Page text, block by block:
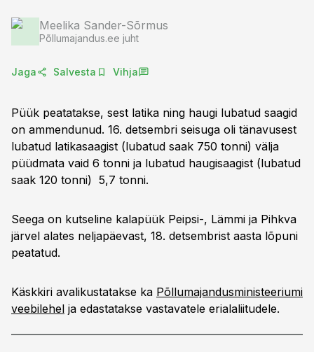
Meelika Sander-Sõrmus
Põllumajandus.ee juht
Jaga Salvesta Vihja
Püük peatatakse, sest latika ning haugi lubatud saagid
on ammendunud. 16. detsembri seisuga oli tänavusest
lubatud latikasaagist (lubatud saak 750 tonni) välja
püüdmata vaid 6 tonni ja lubatud haugisaagist (lubatud
saak 120 tonni) 5,7 tonni.
Seega on kutseline kalapüük Peipsi-, Lämmi ja Pihkva
järvel alates neljapäevast, 18. detsembrist aasta lõpuni
peatatud.
Käskkiri avalikustatakse ka Põllumajandusministeeriumi
veebilehel ja edastatakse vastavatele erialaliitudele.